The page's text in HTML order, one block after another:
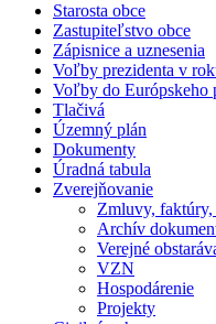
Starosta obce
Zastupiteľstvo obce
Zápisnice a uznesenia
Voľby prezidenta v
Voľby do Európskeho
Tlačivá
Územný plán
Dokumenty
Úradná tabula
Zverejňovanie
Zmluvy,
Archív
Verejné
VZN
Hospodárenie
Projekty